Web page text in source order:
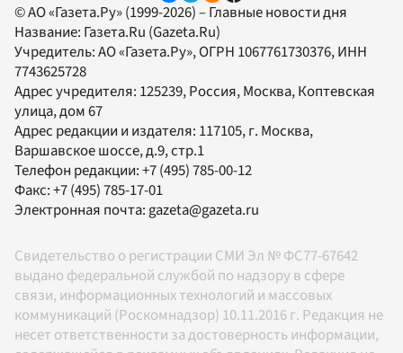
© АО «Газета.Ру» (1999-2026) – Главные новости дня
Название: Газета.Ru (Gazeta.Ru)
Учредитель:АО «Газета.Ру», ОГРН 1067761730376, ИНН
7743625728
Адрес учредителя: 125239, Россия, Москва, Коптевская
улица, дом 67
Адрес редакции и издателя: 117105, г. Москва,
Варшавское шоссе, д.9, стр.1
Телефон редакции:+7 (495) 785-00-12
Факс:+7 (495) 785-17-01
Электронная почта:gazeta@gazeta.ru
Свидетельство о регистрации СМИ Эл № ФС77-67642
выдано федеральной службой по надзору в сфере
связи, информационных технологий и массовых
коммуникаций (Роскомнадзор) 10.11.2016 г. Редакция не
несет ответственности за достоверность информации,